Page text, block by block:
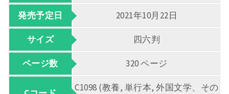
発売予定日 2021年10月22日
サイズ 四六判
ページ数 320 ページ
C1098 (教養, 単行本, 外国文学、その